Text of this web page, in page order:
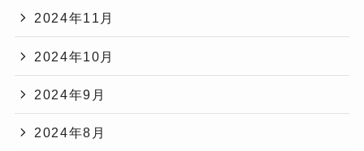
2024年11月
2024年10月
2024年9月
2024年8月